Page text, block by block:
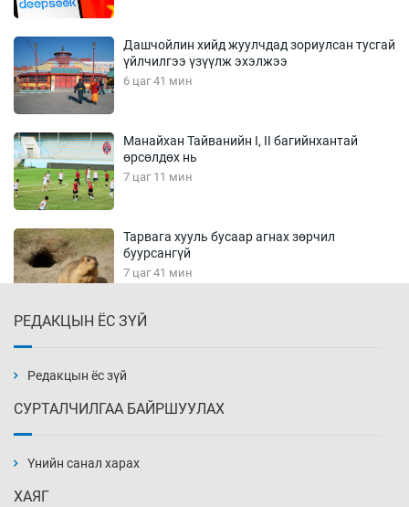
Дашчойлин хийд жуулчдад зориулсан тусгай
үйлчилгээ үзүүлж эхэлжээ
6 цаг 41 мин
Манайхан Тайванийн I, II багийнхантай
өрсөлдөх нь
7 цаг 11 мин
Тарвага хууль бусаар агнах зөрчил
буурсангүй
7 цаг 41 мин
8 цаг 11 мин
8 цаг 41 мин
РЕДАКЦЫН ЁС ЗҮЙ
Редакцын ёс зүй
СУРТАЛЧИЛГАА БАЙРШУУЛАХ
Үнийн санал харах
ХАЯГ